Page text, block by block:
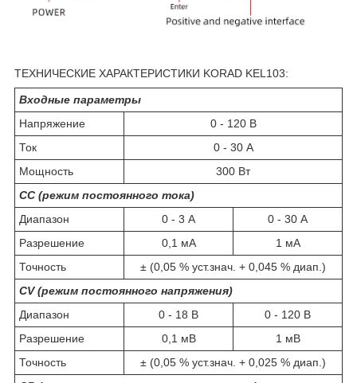
ТЕХНИЧЕСКИЕ ХАРАКТЕРИСТИКИ KORAD KEL103:
Входные параметры
Напряжение
0 - 120 В
Ток
0 - 30 А
Мощность
300 Вт
CC (режим постоянного тока)
Диапазон
0 - 3 А
0 - 30 А
Разрешение
0,1 мА
1 мА
Точность
± (0,05 % уст.знач. + 0,045 % диап.)
CV (режим постоянного напряжения)
Диапазон
0 - 18 В
0 - 120 В
Разрешение
0,1 мВ
1 мВ
Точность
± (0,05 % уст.знач. + 0,025 % диап.)